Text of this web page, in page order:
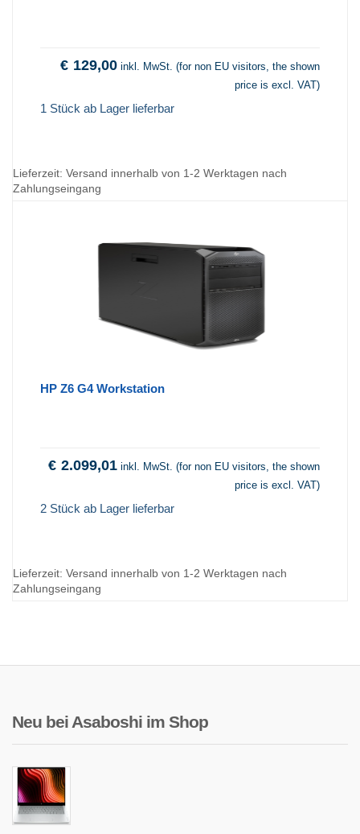
€ 129,00 inkl. MwSt. (for non EU visitors, the shown
price is excl. VAT)
1 Stück ab Lager lieferbar
Lieferzeit: Versand innerhalb von 1-2 Werktagen nach
Zahlungseingang
HP Z6 G4 Workstation
€ 2.099,01 inkl. MwSt. (for non EU visitors, the shown
price is excl. VAT)
2 Stück ab Lager lieferbar
Lieferzeit: Versand innerhalb von 1-2 Werktagen nach
Zahlungseingang
Neu bei Asaboshi im Shop